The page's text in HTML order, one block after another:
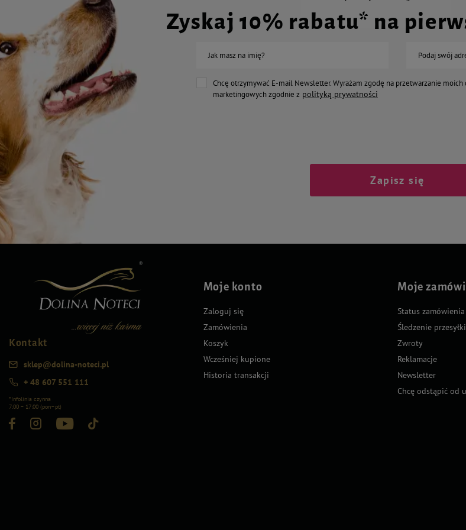
Zyskaj 10% rabatu* na
Jak masz na imię? Podaj swój
Chcę otrzymywać E-mail Newsletter. Wyrażam zgodę na przetwarzanie
marketingowych zgodnie z polityką prywatności
Zapisz się
Kontakt
sklep@dolina-noteci.pl
+ 48 607 551 111
*Infolinia czynna
7:00 – 17:00 (pon–pt)
Moje konto
Zaloguj się
Zamówienia
Koszyk
Wcześniej kupione
Historia transakcji
Moje
Status zamówienia
Śledzenie przesyłki
Zwroty
Reklamacje
Newsletter
Chcę odstąpić od